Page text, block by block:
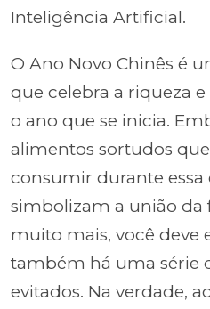
Inteligência Artificial.
O Ano Novo Chinês é
que celebra a riqueza
o ano que se inicia.
alimentos sortudos
consumir durante essa
simbolizam a união da
muito mais, você deve
também há uma série
evitados. Na verdade,